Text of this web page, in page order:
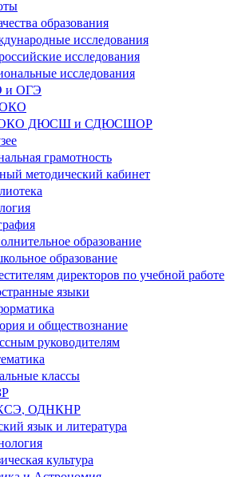
образования
исследования
исследования
исследования
и ОГЭ
ДЮСШ и СДЮСШОР
грамотность
методический кабинет
образование
образование
директоров по учебной работе
языки
и обществознание
руководителям
классы
ОДНКНР
язык и литература
культура